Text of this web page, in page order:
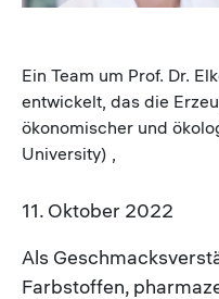
Ein Team um Prof. Dr.
entwickelt, das die
ökonomischer und
University) ,
11. Oktober 2022
Als
Farbstoffen,